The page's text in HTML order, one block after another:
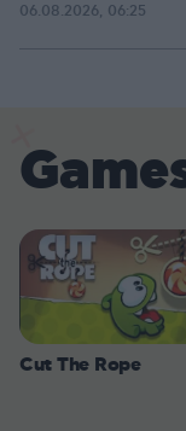
06.08.2026, 06:25
Cut The Rope